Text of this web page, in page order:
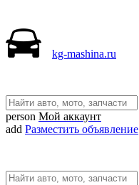
kg-mashina.ru
person Мой аккаунт
add Разместить объявление